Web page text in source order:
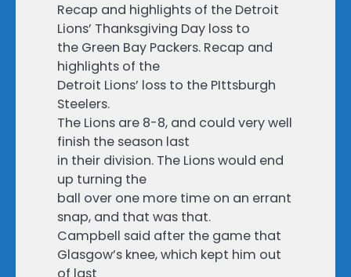
Recap and highlights of the Detroit
Lions’ Thanksgiving Day loss to
the Green Bay Packers. Recap and
highlights of the
Detroit Lions’ loss to the PIttsburgh
Steelers.
The Lions are 8-8, and could very well
finish the season last
in their division. The Lions would end
up turning the
ball over one more time on an errant
snap, and that was that.
Campbell said after the game that
Glasgow’s knee, which kept him out